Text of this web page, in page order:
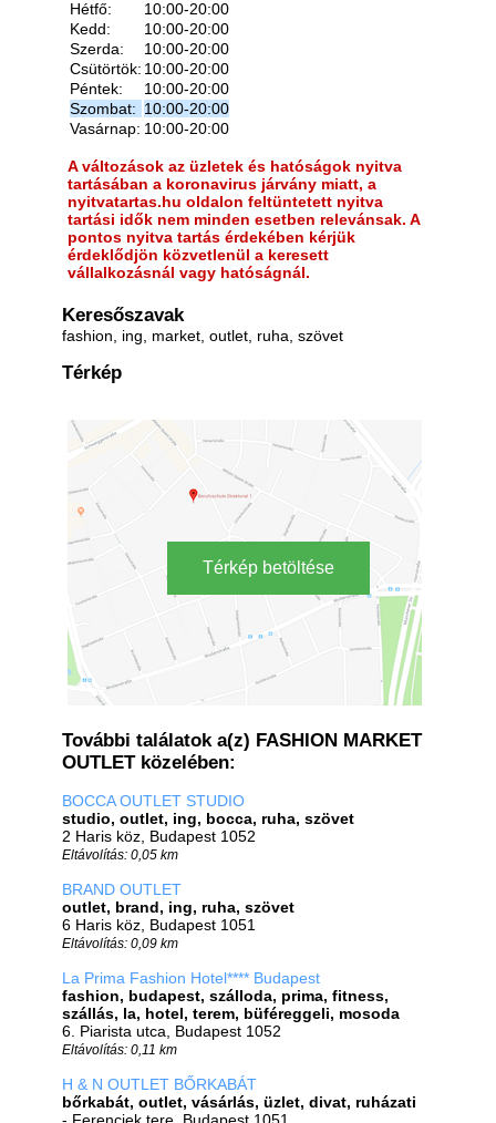
Hétfő:
10:00-20:00
Kedd:
10:00-20:00
Szerda:
10:00-20:00
Csütörtök: 10:00-20:00
Péntek:
10:00-20:00
Szombat: 10:00-20:00
Vasárnap: 10:00-20:00
A változások az üzletek és hatóságok nyitva
tartásában a koronavirus járvány miatt, a
nyitvatartas.hu oldalon feltüntetett nyitva
tartási idők nem minden esetben relevánsak. A
pontos nyitva tartás érdekében kérjük
érdeklődjön közvetlenül a keresett
vállalkozásnál vagy hatóságnál.
Keresőszavak
fashion, ing, market, outlet, ruha, szövet
Térkép
Térkép betöltése
További találatok a(z) FASHION MARKET
OUTLET közelében:
BOCCA OUTLET STUDIO
studio, outlet, ing, bocca, ruha, szövet
2 Haris köz, Budapest 1052
Eltávolítás: 0,05 km
BRAND OUTLET
outlet, brand, ing, ruha, szövet
6 Haris köz, Budapest 1051
Eltávolítás: 0,09 km
La Prima Fashion Hotel**** Budapest
fashion, budapest, szálloda, prima, fitness,
szállás, la, hotel, terem, büféreggeli, mosoda
6. Piarista utca, Budapest 1052
Eltávolítás: 0,11 km
H & N OUTLET BŐRKABÁT
bőrkabát, outlet, vásárlás, üzlet, divat, ruházati